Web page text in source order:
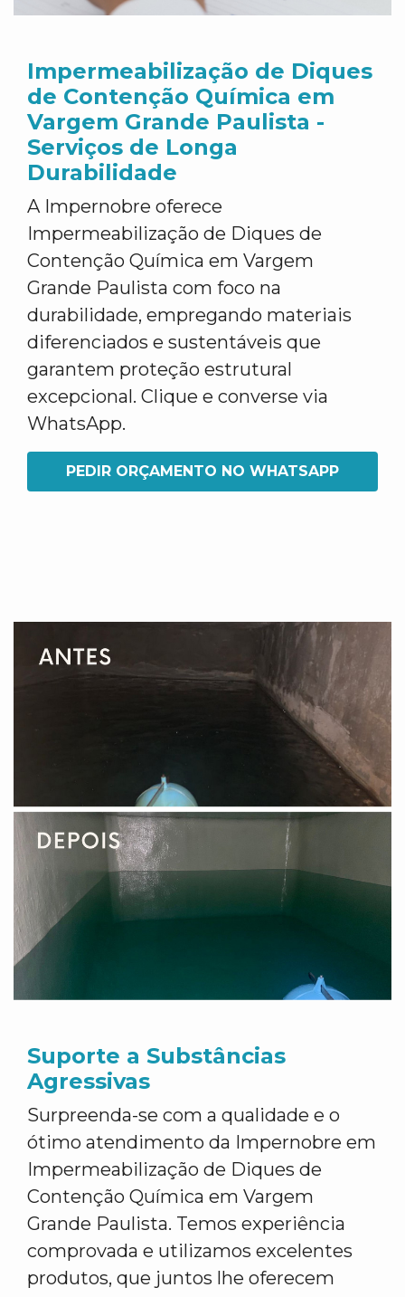
Impermeabilização de Diques
de Contenção Química em
Vargem Grande Paulista -
Serviços de Longa
Durabilidade
A Impernobre oferece
Impermeabilização de Diques de
Contenção Química em Vargem
Grande Paulista com foco na
durabilidade, empregando materiais
diferenciados e sustentáveis que
garantem proteção estrutural
excepcional. Clique e converse via
WhatsApp.
PEDIR ORÇAMENTO NO WHATSAPP
Suporte a Substâncias
Agressivas
Surpreenda-se com a qualidade e o
ótimo atendimento da Impernobre em
Impermeabilização de Diques de
Contenção Química em Vargem
Grande Paulista. Temos experiência
comprovada e utilizamos excelentes
produtos, que juntos lhe oferecem